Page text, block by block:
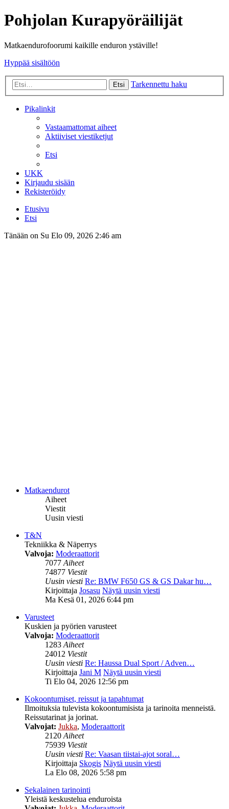
Pohjolan Kurapyöräilijät
Matkaendurofoorumi kaikille enduron ystäville!
Hyppää sisältöön
Etsi Tarkennettu haku
Pikalinkit
Vastaamattomat aiheet
Aktiiviset viestiketjut
Etsi
UKK
Kirjaudu sisään
Rekisteröidy
Etusivu
Etsi
Tänään on Su Elo 09, 2026 2:46 am
Matkaendurot
Aiheet
Viestit
Uusin viesti
T&N
Tekniikka & Näperrys
Valvoja: Moderaattorit
7077Aiheet
74877 Viestit
Uusin viesti Re: BMW F650 GS & GS Dakar hu…
Kirjoittaja Josasu Näytä uusin viesti
Ma Kesä 01, 2026 6:44 pm
Varusteet
Kuskien ja pyörien varusteet
Valvoja: Moderaattorit
1283Aiheet
24012 Viestit
Uusin viesti Re: Haussa Dual Sport / Adven…
Kirjoittaja Jani M Näytä uusin viesti
Ti Elo 04, 2026 12:56 pm
Kokoontumiset, reissut ja tapahtumat
Ilmoituksia tulevista kokoontumisista ja tarinoita menneistä.
Reissutarinat ja jorinat.
Valvojat: Jukka, Moderaattorit
2120Aiheet
75939 Viestit
Uusin viesti Re: Vaasan tiistai-ajot soral…
Kirjoittaja Skogis Näytä uusin viesti
La Elo 08, 2026 5:58 pm
Sekalainen tarinointi
Yleistä keskustelua enduroista